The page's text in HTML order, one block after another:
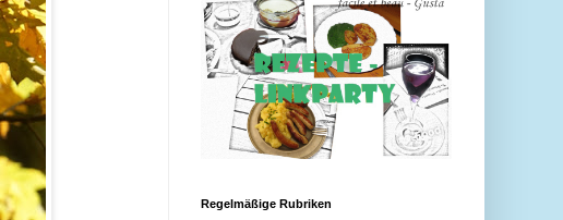
Regelmäßige Rubriken